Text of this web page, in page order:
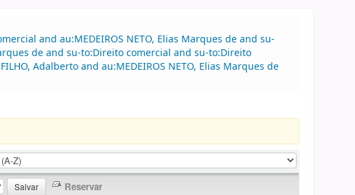
and au:MEDEIROS NETO, Elias Marques de and su-
de and su-to:Direito comercial and su-to:Direito
Adalberto and au:MEDEIROS NETO, Elias Marques de